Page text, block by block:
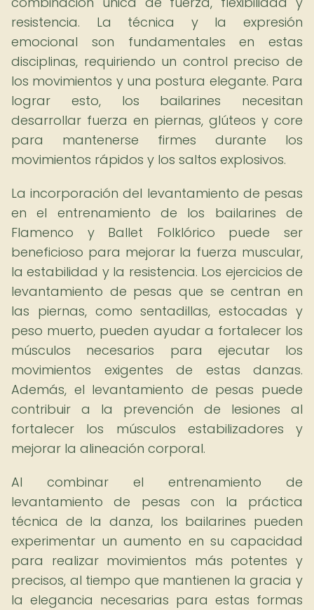
resistencia. La técnica y la expresión
emocional son fundamentales en estas
disciplinas, requiriendo un control preciso de
los movimientos y una postura elegante. Para
lograr esto, los bailarines necesitan
desarrollar fuerza en piernas, glúteos y core
para mantenerse firmes durante los
movimientos rápidos y los saltos explosivos.
La incorporación del levantamiento de pesas
en el entrenamiento de los bailarines de
Flamenco y Ballet Folklórico puede ser
beneficioso para mejorar la fuerza muscular,
la estabilidad y la resistencia. Los ejercicios de
levantamiento de pesas que se centran en
las piernas, como sentadillas, estocadas y
peso muerto, pueden ayudar a fortalecer los
músculos necesarios para ejecutar los
movimientos exigentes de estas danzas.
Además, el levantamiento de pesas puede
contribuir a la prevención de lesiones al
fortalecer los músculos estabilizadores y
mejorar la alineación corporal.
Al combinar el entrenamiento de
levantamiento de pesas con la práctica
técnica de la danza, los bailarines pueden
experimentar un aumento en su capacidad
para realizar movimientos más potentes y
precisos, al tiempo que mantienen la gracia y
la elegancia necesarias para estas formas